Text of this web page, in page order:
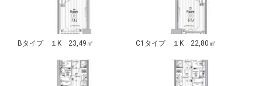
Bタイプ １K 23,49㎡ C1タイプ １K 22,80㎡